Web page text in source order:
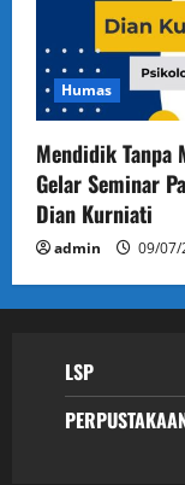
Humas
Mendidik Tanpa
Gelar Seminar
Dian Kurniati
admin 09/07/
LSP